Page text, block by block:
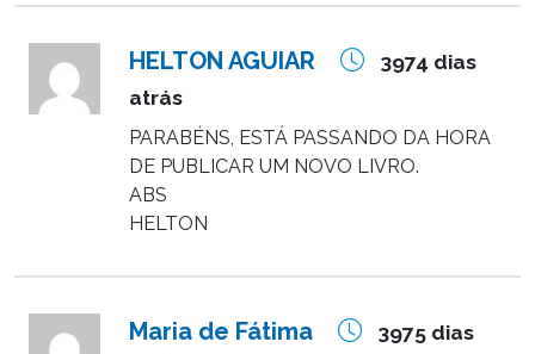
HELTON AGUIAR
3974 dias
atrás
PARABÉNS, ESTÁ PASSANDO DA HORA
DE PUBLICAR UM NOVO LIVRO.
ABS
HELTON
Maria de Fátima
3975 dias